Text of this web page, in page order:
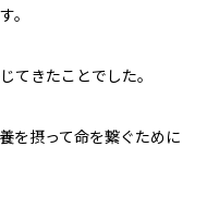
。
てきたことでした。
を摂って命を繋ぐために